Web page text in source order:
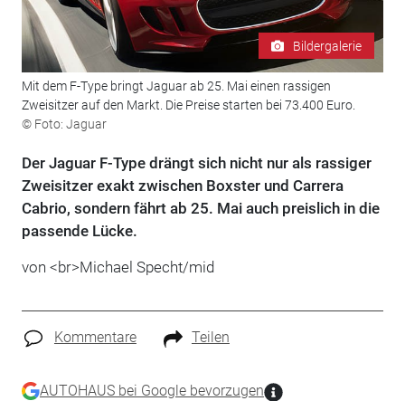
Bildergalerie
Mit dem F-Type bringt Jaguar ab 25. Mai einen rassigen
Zweisitzer auf den Markt. Die Preise starten bei 73.400 Euro.
© Foto: Jaguar
Der Jaguar F-Type drängt sich nicht nur als rassiger
Zweisitzer exakt zwischen Boxster und Carrera
Cabrio, sondern fährt ab 25. Mai auch preislich in die
passende Lücke.
von <br>Michael Specht/mid
Kommentare Teilen
AUTOHAUS bei Google bevorzugen